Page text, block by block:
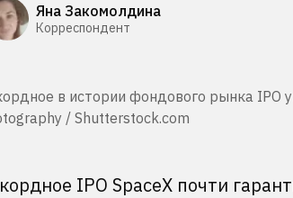
Яна Закомолдина
Корреспондент
в истории фондового рынка IPO
/ Shutterstock.com
IPO SpaceX почти